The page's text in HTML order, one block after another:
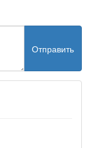
Отправить